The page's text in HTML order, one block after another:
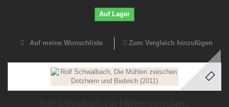
Auf Lager
Auf meine Wunschliste Zum Vergleich hinzufügen